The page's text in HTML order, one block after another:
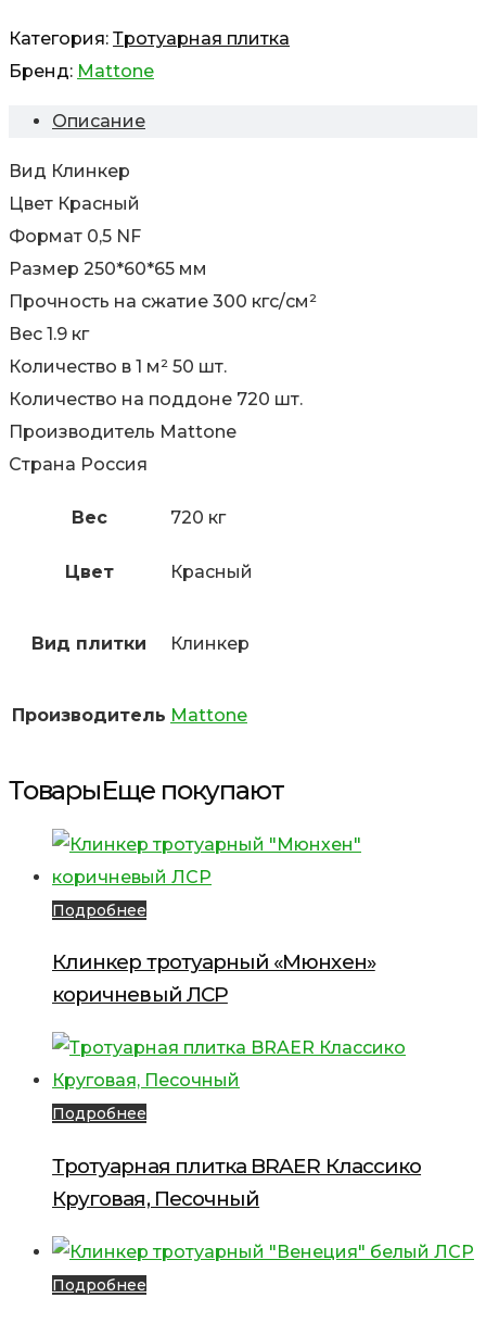
Категория: Тротуарная плитка
Бренд: Mattone
Описание
Вид Клинкер
Цвет Красный
Формат 0,5 NF
Размер 250*60*65 мм
Прочность на сжатие 300 кгс/см²
Вес 1.9 кг
Количество в 1 м² 50 шт.
Количество на поддоне 720 шт.
Производитель Mattone
Страна Россия
Вес 720 кг
Цвет Красный
Вид плитки Клинкер
Производитель Mattone
ТоварыЕще покупают
Подробнее
Клинкер тротуарный «Мюнхен»
коричневый ЛСР
Подробнее
Тротуарная плитка BRAER Классико
Круговая, Песочный
Подробнее